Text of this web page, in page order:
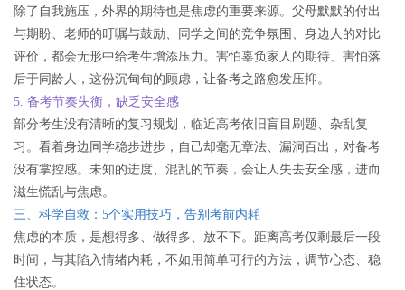
除了自我施压，外界的期待也是焦虑的重要来源。父母默默的付出
与期盼、老师的叮嘱与鼓励、同学之间的竞争氛围、身边人的对比
评价，都会无形中给考生增添压力。害怕辜负家人的期待、害怕落
后于同龄人，这份沉甸甸的顾虑，让备考之路愈发压抑。
5. 备考节奏失衡，缺乏安全感
部分考生没有清晰的复习规划，临近高考依旧盲目刷题、杂乱复
习。看着身边同学稳步进步，自己却毫无章法、漏洞百出，对备考
没有掌控感。未知的进度、混乱的节奏，会让人失去安全感，进而
滋生慌乱与焦虑。
三、科学自救：5个实用技巧，告别考前内耗
焦虑的本质，是想得多、做得多、放不下。距离高考仅剩最后一段
时间，与其陷入情绪内耗，不如用简单可行的方法，调节心态、稳
住状态。